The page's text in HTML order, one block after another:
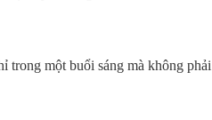
một buổi sáng mà không